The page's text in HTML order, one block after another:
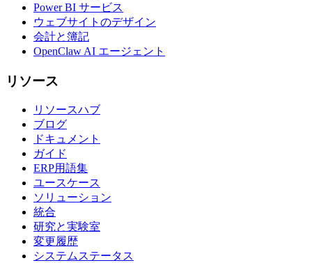
Power BI サービス
ウェブサイトのデザイン
会計と簿記
OpenClaw AI エージェント
リソース
リソースハブ
ブログ
ドキュメント
ガイド
ERP用語集
ユースケース
ソリューション
統合
研究と実験室
変更履歴
システムステータス